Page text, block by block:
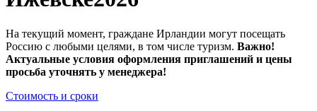
На текущий момент, граждане Ирландии могут посещать
Россию с любыми целями, в том числе туризм. Важно!
Актуальные условия оформления приглашений и цены
просьба уточнять у менеджера!
Стоимость и сроки